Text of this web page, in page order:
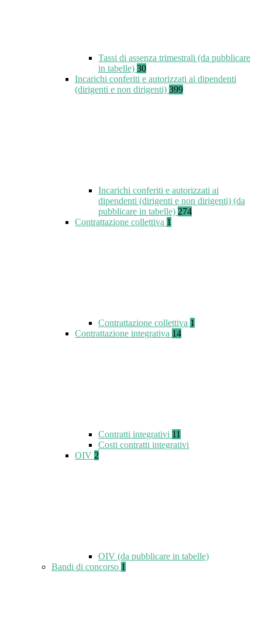
Tassi di assenza trimestrali (da pubblicare
in tabelle) 30
Incarichi conferiti e autorizzati ai dipendenti
(dirigenti e non dirigenti) 399
Incarichi conferiti e autorizzati ai
dipendenti (dirigenti e non dirigenti) (da
pubblicare in tabelle) 274
Contrattazione collettiva 1
Contrattazione collettiva 1
Contrattazione integrativa 14
Contratti integrativi 11
Costi contratti integrativi
OIV 2
OIV (da pubblicare in tabelle)
Bandi di concorso 1